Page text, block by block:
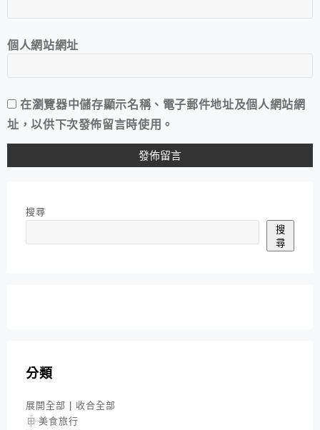
個人網站網址
在瀏覽器中儲存顯示名稱、電子郵件地址及個人網站網
址，以供下次發佈留言時使用。
搜尋
搜
尋
分類
展開全部 | 收合全部
美食旅行